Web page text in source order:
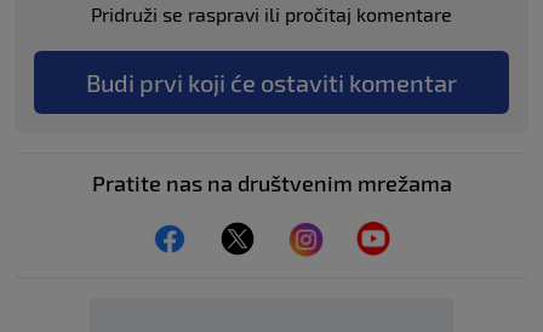
Pridruži se raspravi ili pročitaj komentare
Budi prvi koji će ostaviti komentar
Pratite nas na društvenim mrežama